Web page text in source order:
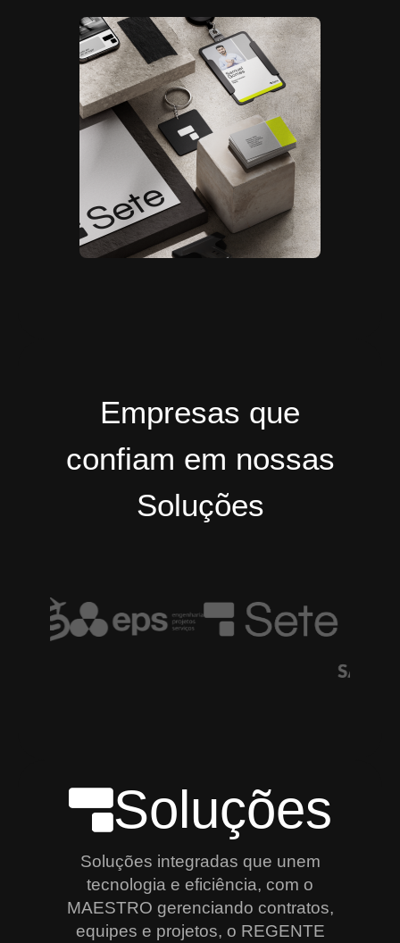
Empresas que
confiam em nossas
Soluções
Soluções
Soluções integradas que unem
tecnologia e eficiência, com o
MAESTRO gerenciando contratos,
equipes e projetos, o REGENTE